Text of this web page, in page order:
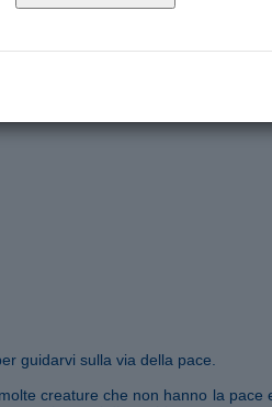
guidarvi sulla via della pace.
creature che non hanno la pace